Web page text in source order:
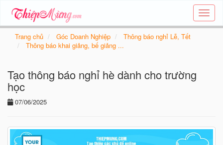
Tạo
thiệp
Trang chủ Góc Doanh Nghiệp
Thông báo nghỉ Lễ, Tết
Thông báo khai giảng, bế giảng ...
Tạo thông báo nghỉ hè dành cho trường
học
07/06/2025